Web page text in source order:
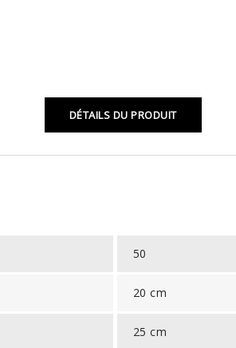
DÉTAILS DU PRODUIT
50
20 cm
25 cm